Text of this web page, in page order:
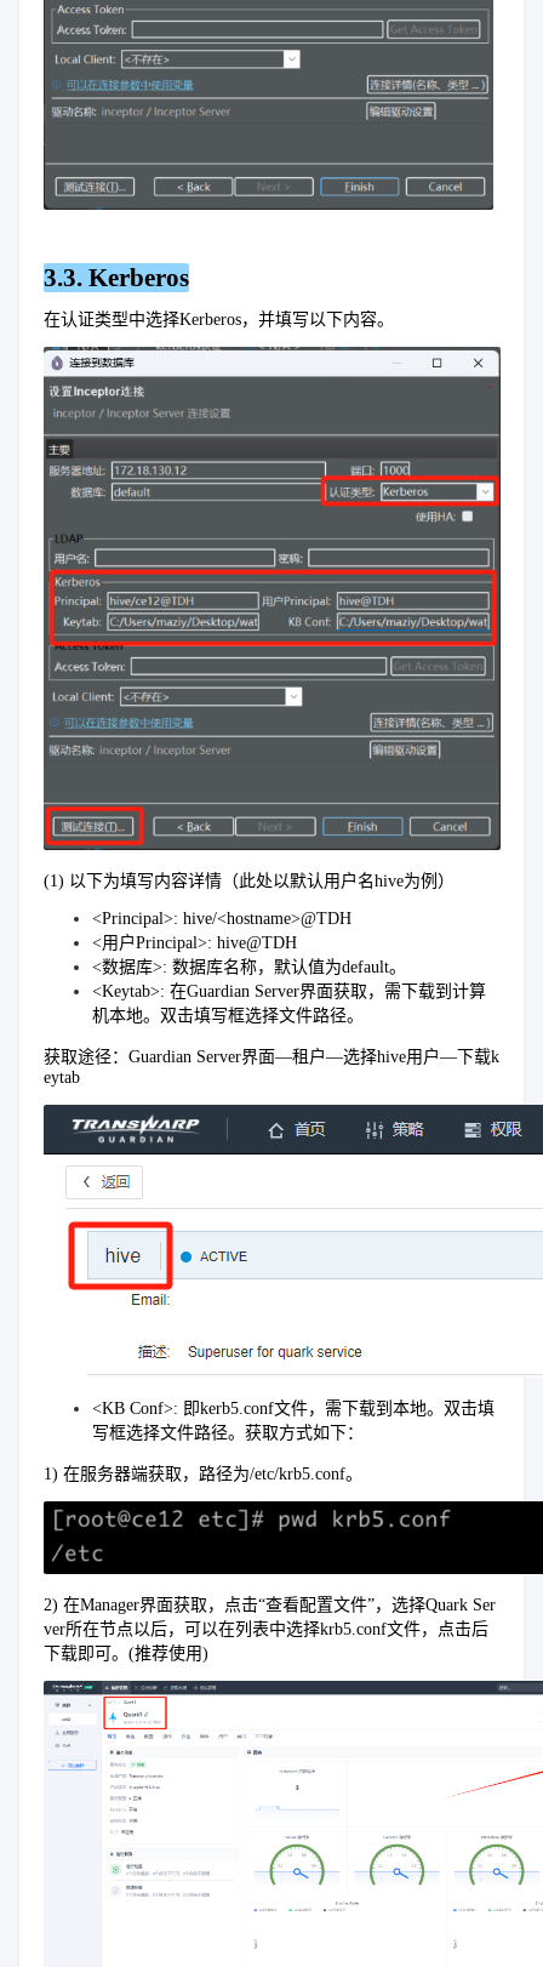
3.3. Kerberos
在认证类型中选择Kerberos，并填写以下内容。
(1) 以下为填写内容详情（此处以默认用户名hive为例）
<Principal>: hive/<hostname>@TDH
<用户Principal>: hive@TDH
<数据库>: 数据库名称，默认值为default。
<Keytab>: 在Guardian Server界面获取，需下载到计算
机本地。双击填写框选择文件路径。
获取途径：Guardian Server界面—租户—选择hive用户—下载k
eytab
<KB Conf>: 即kerb5.conf文件，需下载到本地。双击填
写框选择文件路径。获取方式如下：
1) 在服务器端获取，路径为/etc/krb5.conf。
2) 在Manager界面获取，点击“查看配置文件”，选择Quark Ser
ver所在节点以后，可以在列表中选择krb5.conf文件，点击后
下载即可。(推荐使用)